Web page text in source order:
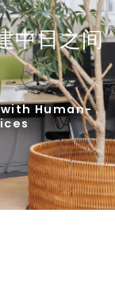
中日之间
Human-